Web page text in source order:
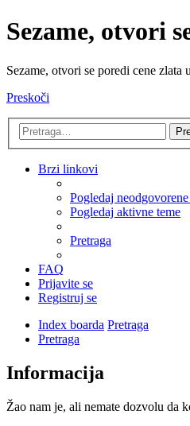
Sezame, otvori
Sezame, otvori se poredi cene
Preskoči
Brzi linkovi
Pogledaj
Pogledaj aktivne teme
Pretraga
FAQ
Prijavite se
Registruj se
Index boarda Pretraga
Pretraga
Informacija
Žao nam je, ali nemate dozvolu da